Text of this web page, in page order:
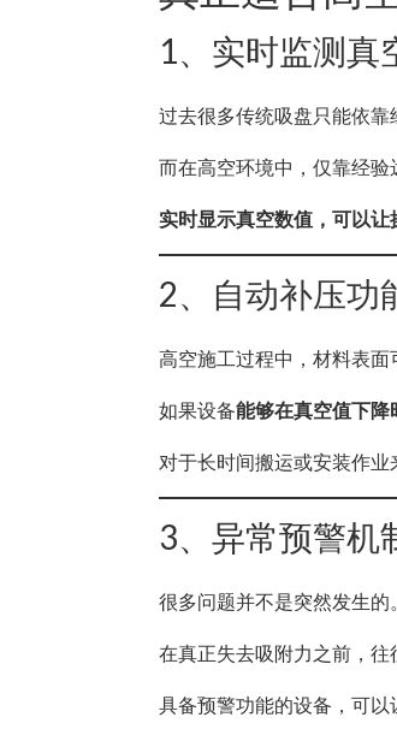
1、实时监测真
过去很多传统吸盘只能依靠
而在高空环境中，仅靠经验
实时显示真空数值，可以让
2、自动补压功
高空施工过程中，材料表面
如果设备能够在真空值下降
对于长时间搬运或安装作业
3、异常预警机
很多问题并不是突然发生的。
在真正失去吸附力之前，往
具备预警功能的设备，可以